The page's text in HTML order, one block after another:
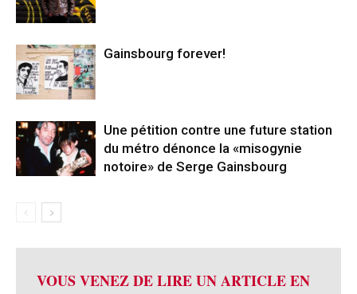
Gainsbourg forever!
Une pétition contre une future station
du métro dénonce la «misogynie
notoire» de Serge Gainsbourg
VOUS VENEZ DE LIRE UN ARTICLE EN